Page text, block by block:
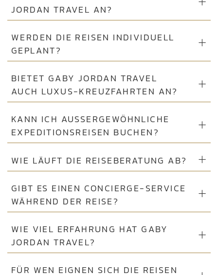
JORDAN TRAVEL AN?
WERDEN DIE REISEN INDIVIDUELL
GEPLANT?
BIETET GABY JORDAN TRAVEL
AUCH LUXUS-KREUZFAHRTEN AN?
KANN ICH AUSSERGEWÖHNLICHE E
XPEDITIONSREISEN BUCHEN?
WIE LÄUFT DIE REISEBERATUNG AB?
GIBT ES EINEN CONCIERGE-SERVICE
WÄHREND DER REISE?
WIE VIEL ERFAHRUNG HAT GABY
JORDAN TRAVEL?
FÜR WEN EIGNEN SICH DIE REISEN